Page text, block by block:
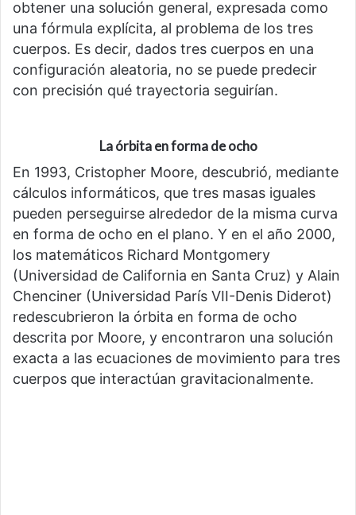
obtener una solución general, expresada como
una fórmula explícita, al problema de los tres
cuerpos. Es decir, dados tres cuerpos en una
configuración aleatoria, no se puede predecir
con precisión qué trayectoria seguirían.
La órbita en forma de ocho
En 1993, Cristopher Moore, descubrió, mediante
cálculos informáticos, que tres masas iguales
pueden perseguirse alrededor de la misma curva
en forma de ocho en el plano. Y en el año 2000,
los matemáticos Richard Montgomery
(Universidad de California en Santa Cruz) y Alain
Chenciner (Universidad París VII-Denis Diderot)
redescubrieron la órbita en forma de ocho
descrita por Moore, y encontraron una solución
exacta a las ecuaciones de movimiento para tres
cuerpos que interactúan gravitacionalmente.